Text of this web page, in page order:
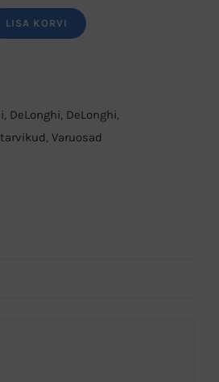
LISA KORVI
, DeLonghi, DeLonghi,
, Varuosad